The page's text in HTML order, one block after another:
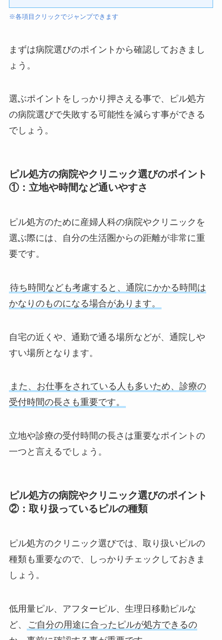
※各項目クリックでジャンプできます
まずは病院選びのポイントから確認しておきまし
ょう。
選ぶポイントをしっかり押さえる事で、ピル処方
の病院選びで失敗する可能性を減らす事ができる
でしょう。
ピル処方の病院やクリニック選びのポイント
①：立地や時間など通いやすさ
ピル処方のために産婦人科の病院やクリニックを
選ぶ際には、自分の生活圏からの距離が非常に重
要です。
待ち時間なども考慮すると、通院にかかる時間は
かなりのものになる場合があります。
自宅の近くや、通勤で通る場所などが、通院しや
すい場所となります。
また、お仕事をされている人も多いため、診療の
受付時間の長さも重要です。
立地や診療の受付時間の長さは重要なポイントの
一つと言えるでしょう。
ピル処方の病院やクリニック選びのポイント
②：取り扱っているピルの種類
ピル処方のクリニック選びでは、取り扱いピルの
種類も重要なので、しっかりチェックしておきま
しょう。
低用量ピル、アフターピル、生理日移動ピルな
ど、
ご自分の用途に合ったピルが処方できるの